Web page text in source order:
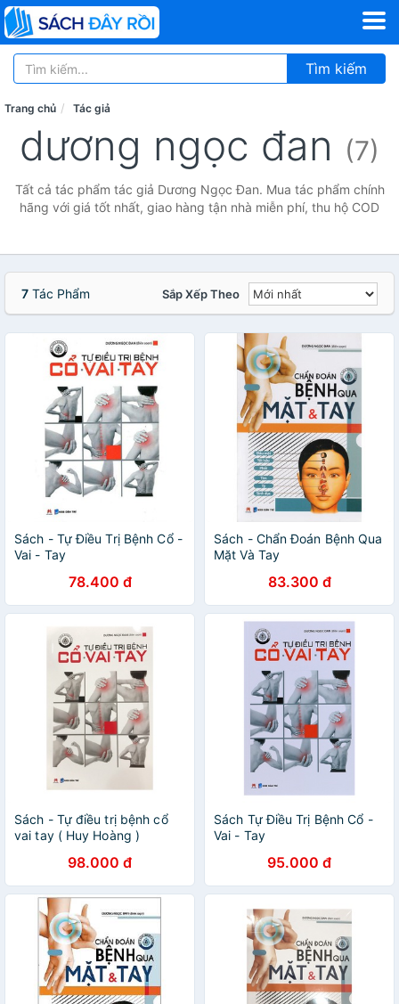
Tìm kiếm
Trang chủ Tác giả
dương ngọc đan (7)
Tất cả tác phẩm tác giả Dương Ngọc Đan. Mua tác phẩm chính
hãng với giá tốt nhất, giao hàng tận nhà miễn phí, thu hộ COD
7 Tác Phẩm Sắp Xếp Theo
Sách - Tự Điều Trị Bệnh Cổ -
Vai - Tay
78.400 đ
Sách - Chẩn Đoán Bệnh Qua
Mặt Và Tay
83.300 đ
Sách - Tự điều trị bệnh cổ
vai tay ( Huy Hoàng )
98.000 đ
Sách Tự Điều Trị Bệnh Cổ -
Vai - Tay
95.000 đ